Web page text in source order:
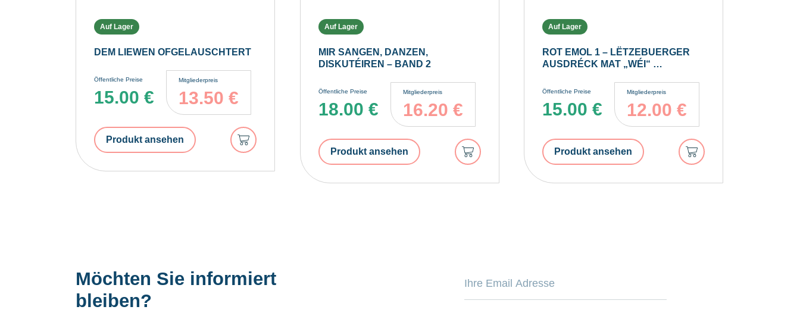
Auf Lager
DEM LIEWEN OFGELAUSCHTERT
Öffentliche Preise
15.00 €
Mitgliederpreis
13.50 €
Produkt ansehen
In
den
Warenkorb
Auf Lager
MIR SANGEN, DANZEN,
DISKUTÉIREN – BAND 2
Öffentliche Preise
18.00 €
Mitgliederpreis
16.20 €
Produkt ansehen
In
den
Warenkorb
Auf Lager
ROT EMOL 1 – LËTZEBUERGER
AUSDRÉCK MAT „WÉI“ …
Öffentliche Preise
15.00€
Mitgliederpreis
12.00€
Produkt ansehen
In
den
Warenkorb
Möchten Sie informiert
bleiben?